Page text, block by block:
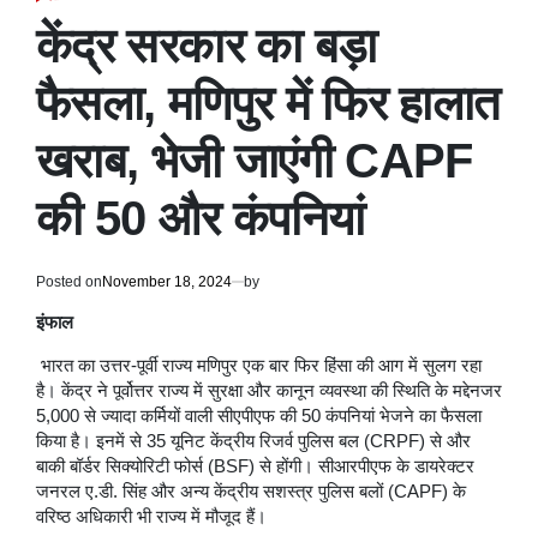
IN
केंद्र सरकार का बड़ा
फैसला, मणिपुर में फिर हालात
खराब, भेजी जाएंगी CAPF
की 50 और कंपनियां
Posted onNovember 18, 2024 by
इंफाल
भारत का उत्तर-पूर्वी राज्य मणिपुर एक बार फिर हिंसा की आग में सुलग रहा
है। केंद्र ने पूर्वोत्तर राज्य में सुरक्षा और कानून व्यवस्था की स्थिति के मद्देनजर
5,000 से ज्यादा कर्मियों वाली सीएपीएफ की 50 कंपनियां भेजने का फैसला
किया है। इनमें से 35 यूनिट केंद्रीय रिजर्व पुलिस बल (CRPF) से और
बाकी बॉर्डर सिक्योरिटी फोर्स (BSF) से होंगी। सीआरपीएफ के डायरेक्टर
जनरल ए.डी. सिंह और अन्य केंद्रीय सशस्त्र पुलिस बलों (CAPF) के
वरिष्ठ अधिकारी भी राज्य में मौजूद हैं।